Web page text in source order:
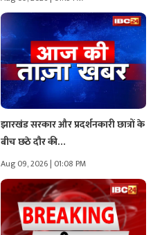
झारखंड सरकार और प्रदर्शनकारी छात्रों के
बीच छठे दौर की…
Aug 09, 2026 | 01:08 PM